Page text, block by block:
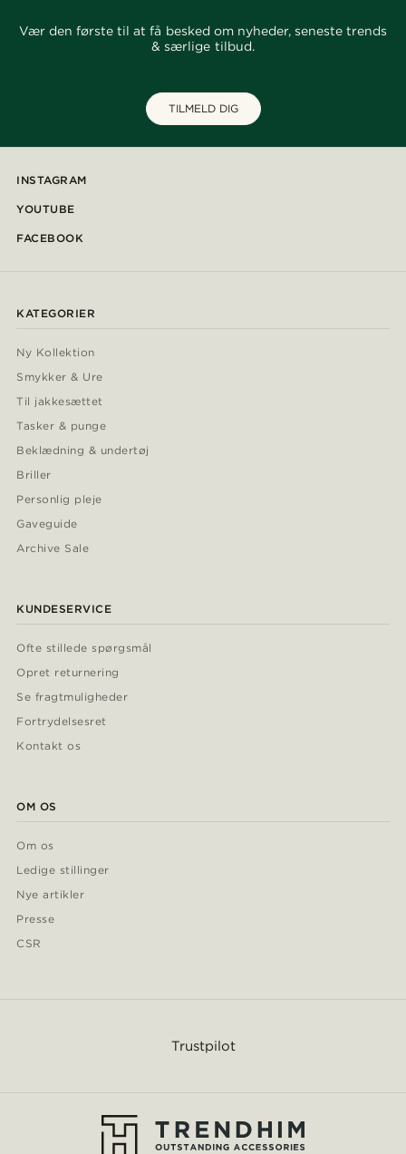
Vær den første til at få besked om nyheder, seneste trends
& særlige tilbud.
TILMELD DIG
INSTAGRAM
YOUTUBE
FACEBOOK
KATEGORIER
Ny Kollektion
Smykker & Ure
Til jakkesættet
Tasker & punge
Beklædning & undertøj
Briller
Personlig pleje
Gaveguide
Archive Sale
KUNDESERVICE
Ofte stillede spørgsmål
Opret returnering
Se fragtmuligheder
Fortrydelsesret
Kontakt os
OM OS
Om os
Ledige stillinger
Nye artikler
Presse
CSR
Trustpilot